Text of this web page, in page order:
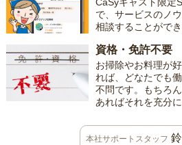
で、サービスのノ
相談することができ
資格・免許不要
お掃除やお料理が
れば、どなたでも
不問です。もちろ
あればそれを充分
本社サポートスタッフ